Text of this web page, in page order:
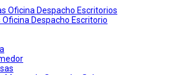
Oficina Despacho Escritorios
Oficina Despacho Escritorio